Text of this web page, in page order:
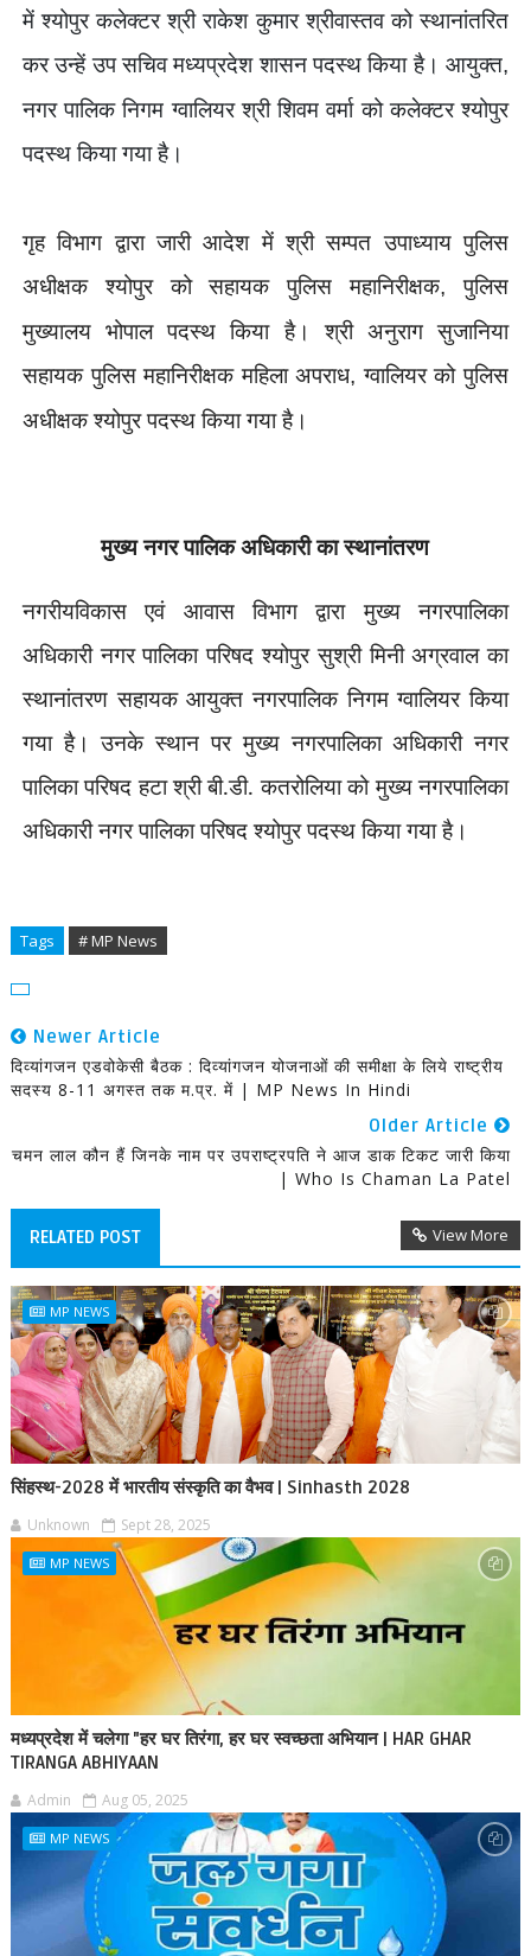
में श्योपुर कलेक्टर श्री राकेश कुमार श्रीवास्तव को स्थानांतरित
कर उन्हें उप सचिव मध्यप्रदेश शासन पदस्थ किया है। आयुक्त,
नगर पालिक निगम ग्वालियर श्री शिवम वर्मा को कलेक्टर श्योपुर
पदस्थ किया गया है।
गृह विभाग द्वारा जारी आदेश में श्री सम्पत उपाध्याय पुलिस
अधीक्षक श्योपुर को सहायक पुलिस महानिरीक्षक,पुलिस
मुख्यालय भोपाल पदस्थ किया है। श्री अनुराग सुजानिया
सहायक पुलिस महानिरीक्षक महिला अपराध,ग्वालियर को पुलिस
अधीक्षक श्योपुर पदस्थ किया गया है।
मुख्य नगर पालिक अधिकारी का स्थानांतरण
नगरीयविकास एवं आवास विभाग द्वारा मुख्य नगरपालिका
अधिकारी नगर पालिका परिषद श्योपुर सुश्री मिनी अग्रवाल का
स्थानांतरण सहायक आयुक्त नगरपालिक निगम ग्वालियर किया
गया है। उनके स्थान पर मुख्य नगरपालिका अधिकारी नगर
पालिका परिषद हटा श्री बी.डी. कतरोलिया को मुख्य नगरपालिका
अधिकारी नगर पालिका परिषद श्योपुर पदस्थ किया गया है।
Tags # MP News
Newer Article
दिव्यांगजन एडवोकेसी बैठक : दिव्यांगजन योजनाओं की समीक्षा के लिये राष्ट्रीय
सदस्य 8-11 अगस्त तक म.प्र. में | MP News In Hindi
Older Article
चमन लाल कौन हैं जिनके नाम पर उपराष्ट्रपति ने आज डाक टिकट जारी किया
| Who Is Chaman La Patel
RELATED POST View More
MP NEWS
सिंहस्थ-2028 में भारतीय संस्कृति का वैभव | Sinhasth 2028
Unknown Sept 28, 2025
MP NEWS
मध्यप्रदेश में चलेगा "हर घर तिरंगा, हर घर स्वच्छता अभियान | HAR GHAR
TIRANGA ABHIYAAN
Admin Aug 05, 2025
MP NEWS